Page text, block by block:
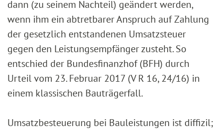
dann (zu seinem Nachteil) geändert werden,
wenn ihm ein abtretbarer Anspruch auf Zahlung
der gesetzlich entstandenen Umsatzsteuer
gegen den Leistungsempfänger zusteht. So
entschied der Bundesfinanzhof (BFH) durch
Urteil vom 23. Februar 2017 (V R 16, 24/16) in
einem klassischen Bauträgerfall.
Umsatzbesteuerung bei Bauleistungen ist diffizil;